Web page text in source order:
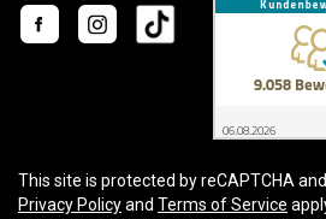
This site is protected by reCAPTCHA
Privacy Policyand Terms of Service